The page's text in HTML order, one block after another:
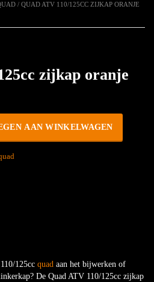
/ QUAD ATV 110/125CC ZIJKAP ORANJE
zijkap oranje
AAN WINKELWAGEN
125cc quad aan het bijwerken of
De Quad ATV 110/125cc zijkap